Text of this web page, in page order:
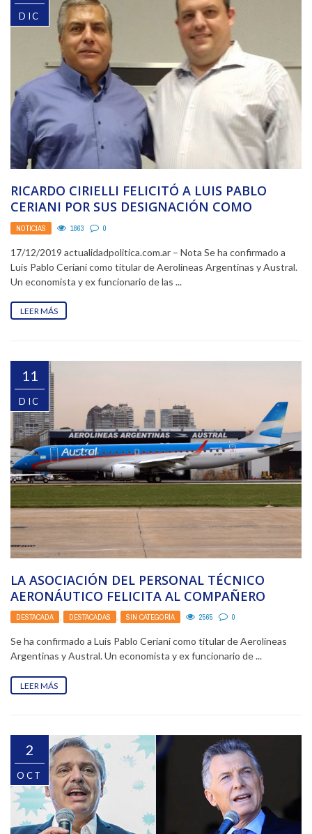
DIC
RICARDO CIRIELLI FELICITÓ A LUIS PABLO
CERIANI POR SUS DESIGNACIÓN COMO
PRESIDENTE DE AEROLINEAS ARGENTINAS
NOTICIAS 1863 0
17/12/2019 actualidadpolitica.com.ar – Nota Se ha confirmado a
Luis Pablo Ceriani como titular de Aerolíneas Argentinas y Austral.
Un economista y ex funcionario de las ...
LEER MÁS
11
DIC
LA ASOCIACIÓN DEL PERSONAL TÉCNICO
AERONÁUTICO FELICITA AL COMPAÑERO
PABLO CERIANI, POR SU DESIGNACIÓN COMO
PRESIDENTE ...
DESTACADA , DESTACADAS , SIN CATEGORÍA 2565 0
Se ha confirmado a Luis Pablo Ceriani como titular de Aerolíneas
Argentinas y Austral. Un economista y ex funcionario de ...
LEER MÁS
2
OCT